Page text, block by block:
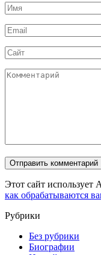
Имя
*
Email
*
Сайт
Комментарий
Этот сайт использует
как обрабатываются
Рубрики
Без рубрики
Биографии